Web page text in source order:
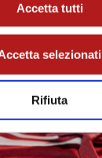
Accetta tutti
selezionati
Rifiuta
STORE